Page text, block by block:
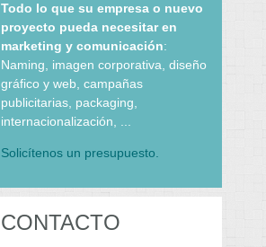
Todo lo que su empresa o nuevo
proyecto pueda necesitar en
marketing y comunicación:
Naming, imagen corporativa, diseño
gráfico y web, campañas
publicitarias, packaging,
internacionalización, ...
Solicítenos un presupuesto.
CONTACTO